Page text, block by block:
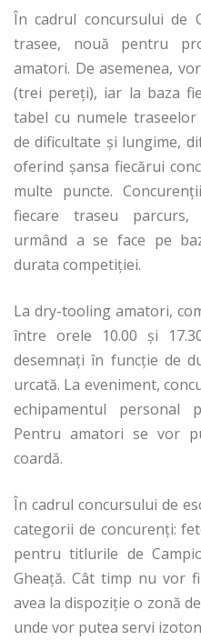
În cadrul concursului de
trasee, nouă pentru
amatori. De asemenea,
(trei pereţi), iar la baza
tabel cu numele
de dificultate şi lungime,
oferind şansa fiecărui
multe puncte.
fiecare traseu parcurs,
urmând a se face pe
durata competiţiei.
La dry-tooling amatori,
între orele 10.00 şi
desemnaţi în funcţie de
urcată. La eveniment,
echipamentul personal
Pentru amatori se vor
coardă.
În cadrul concursului de
categorii de concurenţi:
pentru titlurile de
Gheaţă. Cât timp nu vor
avea la dispoziţie o zonă
unde vor putea servi